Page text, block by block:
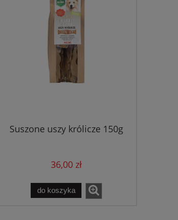
Suszone uszy królicze 150g
36,00 zł
do koszyka